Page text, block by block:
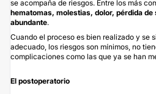
se acompaña de riesgos. Entre los más
hematomas, molestias, dolor, pérdida
abundante.
Cuando el proceso es bien realizado y se
adecuado, los riesgos son mínimos, no
complicaciones como las que ya se han
El postoperatorio